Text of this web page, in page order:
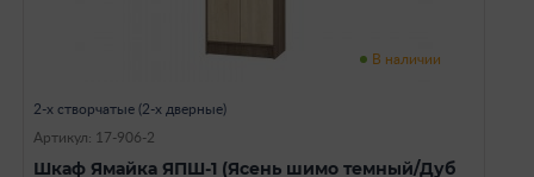
В наличии
2-х створчатые (2-х дверные)
Артикул: 17-906-2
Шкаф Ямайка ЯПШ-1 (Ясень шимо темный/Дуб